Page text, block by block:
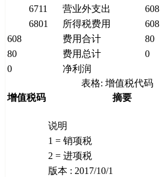
6711
营业外支出
608
6801
所得税费用
608
608
费用合计
80
80
费用总计
0
0
净利润
表格: 增值税代码
增值税码
摘要
说明
1 = 销项税
2 = 进项税
版本 : 2017/10/1